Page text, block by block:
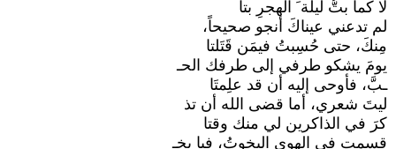
لا كما بتُّ ليلة َ الهجرِ بتا
لم تدعني عيناكَ أنجو صحيحاً،
مِنكَ، حتى حُسِبتُ فيمَن قَتَلتا
يومَ يشكو طرفي إلى طرفك الحـ
ـبَّ، فأوحى إليه أن قد علِمتَا
ليتَ شعري، أما قضى الله أن تذ
كرَ في الذاكرين لي منك وقتا
قسمت في الهوى البخوتُ، فيا بخـ